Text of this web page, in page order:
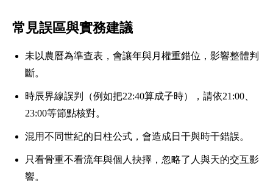
常見誤區與實務建議
未以農曆為準查表，會讓年與月權重錯位，影響整體判
斷。
時辰界線誤判（例如把22:40算成子時），請依21:00、
23:00等節點核對。
混用不同世紀的日柱公式，會造成日干與時干錯誤。
只看骨重不看流年與個人抉擇，忽略了人與天的交互影
響。